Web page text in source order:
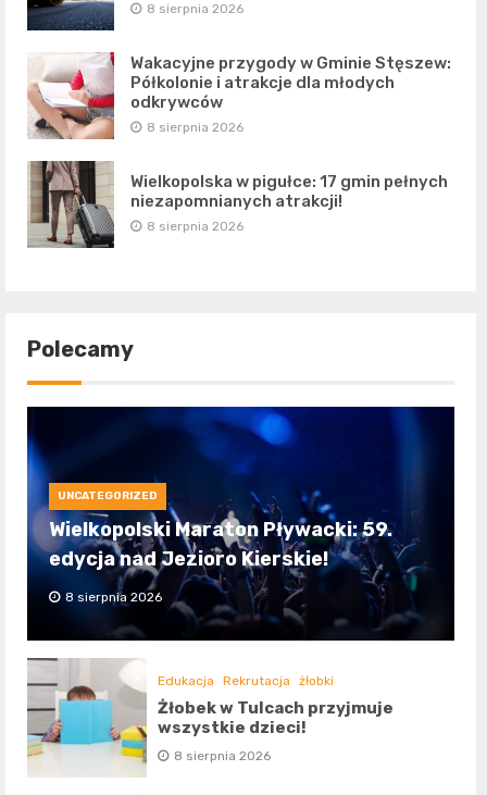
8 sierpnia 2026
Wakacyjne przygody w Gminie Stęszew:
Półkolonie i atrakcje dla młodych
odkrywców
8 sierpnia 2026
Wielkopolska w pigułce: 17 gmin pełnych
niezapomnianych atrakcji!
8 sierpnia 2026
Polecamy
UNCATEGORIZED
Wielkopolski Maraton Pływacki: 59.
edycja nad Jezioro Kierskie!
8 sierpnia 2026
Edukacja Rekrutacja żłobki
Żłobek w Tulcach przyjmuje
wszystkie dzieci!
8 sierpnia 2026